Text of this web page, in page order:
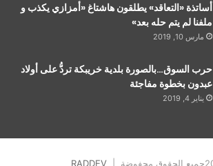
أساتذة «التعاقد» يطلقون هاشتاغ «أمزازي يكذب و
ملفنا لم يتم حله بعد»
مارس 10, 2019
حرب السوق…بالصورة بلدية خريبكة تردُّ على أولاد
عبدون بخطوة مفاجئة
يناير 4, 2019
RADDEV